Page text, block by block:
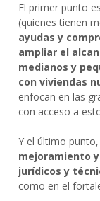
El primer punto
(quienes tienen
ayudas y
ampliar el
medianos y
con viviendas
enfocan en las
con acceso a
Y el último punto,
mejoramiento
jurídicos y
como en el